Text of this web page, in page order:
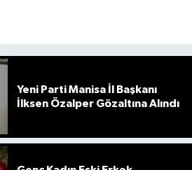
Yeni Parti Manisa İl Başkanı
İlksen Özalper Gözaltına Alındı